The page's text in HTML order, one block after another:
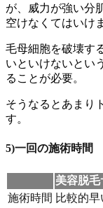
が、威力が強い分
空けなくてはいけ
毛母細胞を破壊す
いといけないとい
ることが必要。
そうなると あまり
す。
5)一回の施術時間
美容脱毛
施術時間 比較的早